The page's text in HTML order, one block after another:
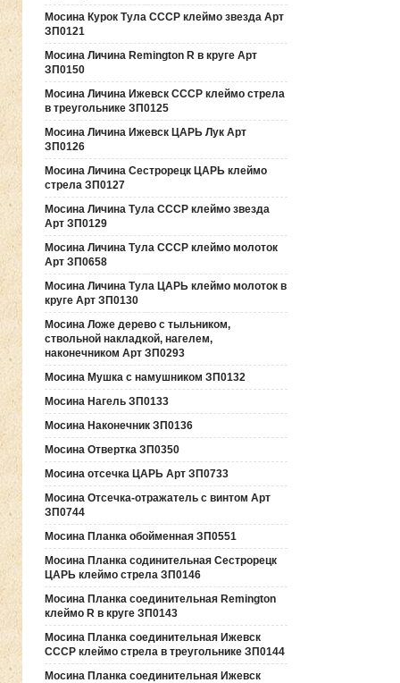
Мосина Курок Тула СССР клеймо звезда Арт
ЗП0121
Мосина Личина Remington R в круге Арт
ЗП0150
Мосина Личина Ижевск СССР клеймо стрела
в треугольнике ЗП0125
Мосина Личина Ижевск ЦАРЬ Лук Арт
ЗП0126
Мосина Личина Сестрорецк ЦАРЬ клеймо
стрела ЗП0127
Мосина Личина Тула СССР клеймо звезда
Арт ЗП0129
Мосина Личина Тула СССР клеймо молоток
Арт ЗП0658
Мосина Личина Тула ЦАРЬ клеймо молоток в
круге Арт ЗП0130
Мосина Ложе дерево с тыльником,
ствольной накладкой, нагелем,
наконечником Арт ЗП0293
Мосина Мушка с намушником ЗП0132
Мосина Нагель ЗП0133
Мосина Наконечник ЗП0136
Мосина Отвертка ЗП0350
Мосина отсечка ЦАРЬ Арт ЗП0733
Мосина Отсечка-отражатель с винтом Арт
ЗП0744
Мосина Планка обойменная ЗП0551
Мосина Планка содинительная Сестрорецк
ЦАРЬ клеймо стрела ЗП0146
Мосина Планка соединительная Remington
клеймо R в круге ЗП0143
Мосина Планка соединительная Ижевск
СССР клеймо стрела в треугольнике ЗП0144
Мосина Планка соединительная Ижевск